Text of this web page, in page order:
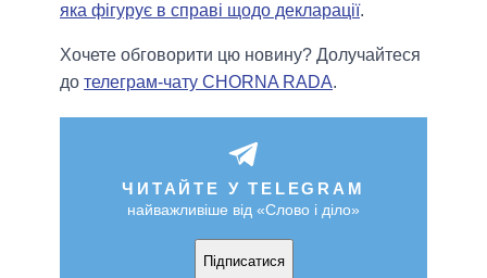
яка фігурує в справі щодо декларації.
Хочете обговорити цю новину? Долучайтеся
до телеграм-чату CHORNA RADA.
ЧИТАЙТЕ У TELEGRAM
найважливіше від «Слово і діло»
Підписатися